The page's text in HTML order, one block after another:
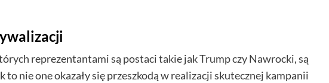
reprezentantami są postaci takie jak Trump czy Nawrocki, są
to nie one okazały się przeszkodą w realizacji skutecznej kampanii